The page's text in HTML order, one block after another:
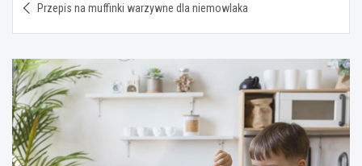
wpisu
Przepis na muffinki warzywne dla niemowlaka